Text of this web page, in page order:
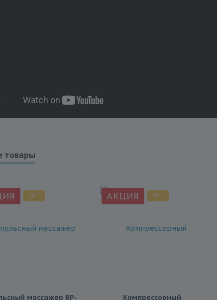
товары
ХИТ
массажер BP-
АКЦИЯ ХИТ
Компрессорный